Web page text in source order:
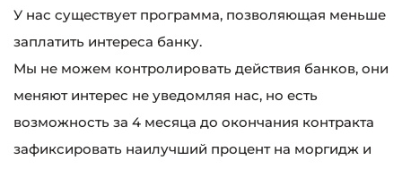
У нас существует программа, позволяющая меньше
заплатить интереса банку.
Мы не можем контролировать действия банков, они
меняют интерес не уведомляя нас, но есть
возможность за 4 месяца до окончания контракта
зафиксировать наилучший процент на моргидж и